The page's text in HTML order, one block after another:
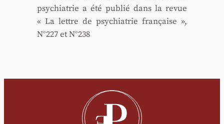
psy­chia­trie a été publié dans la revue
« La lettre de psy­chia­trie fran­çaise »,
N°227 et N°238